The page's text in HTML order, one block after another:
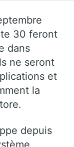
30 feront
dans
ne seront
et
la
depuis